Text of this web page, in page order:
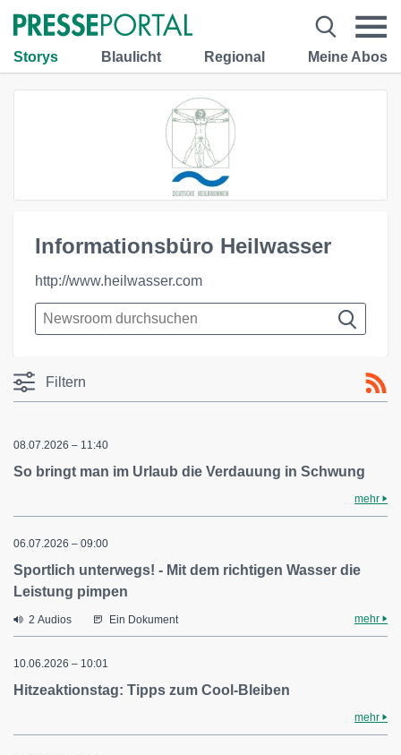
Storys Blaulicht Regional Meine Abos
Informationsbüro Heilwasser
http://www.heilwasser.com
Filtern
08.07.2026 – 11:40
So bringt man im Urlaub die Verdauung in Schwung
mehr
06.07.2026 – 09:00
Sportlich unterwegs! - Mit dem richtigen Wasser die
Leistung pimpen
2 Audios Ein Dokument mehr
10.06.2026 – 10:01
Hitzeaktionstag: Tipps zum Cool-Bleiben
mehr